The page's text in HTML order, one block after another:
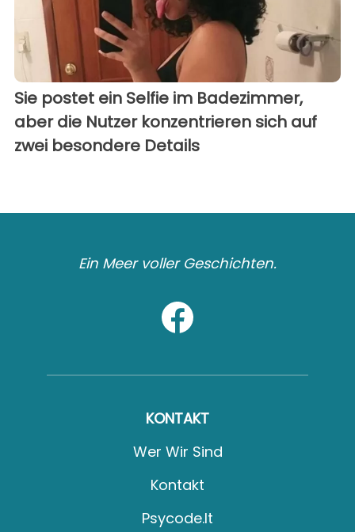
Sie postet ein Selfie im Badezimmer,
aber die Nutzer konzentrieren sich auf
zwei besondere Details
Ein Meer voller Geschichten.
KONTAKT
Wer Wir Sind
Kontakt
Psycode.it